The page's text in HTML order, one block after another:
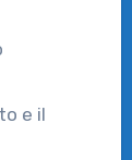
e il